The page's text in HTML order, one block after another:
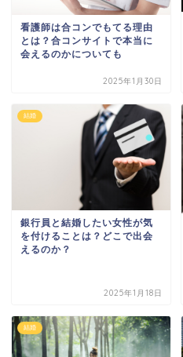
看護師は合コンでもてる理由
とは？合コンサイトで本当に
会えるのかについても
2025年1月30日
結婚
銀行員と結婚したい女性が気
を付けることは？どこで出会
えるのか？
2025年1月18日
結婚